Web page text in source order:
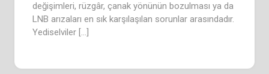
değişimleri, rüzgâr, çanak yönünün bozulması ya da
LNB arızaları en sık karşılaşılan sorunlar arasındadır.
Yediselviler […]